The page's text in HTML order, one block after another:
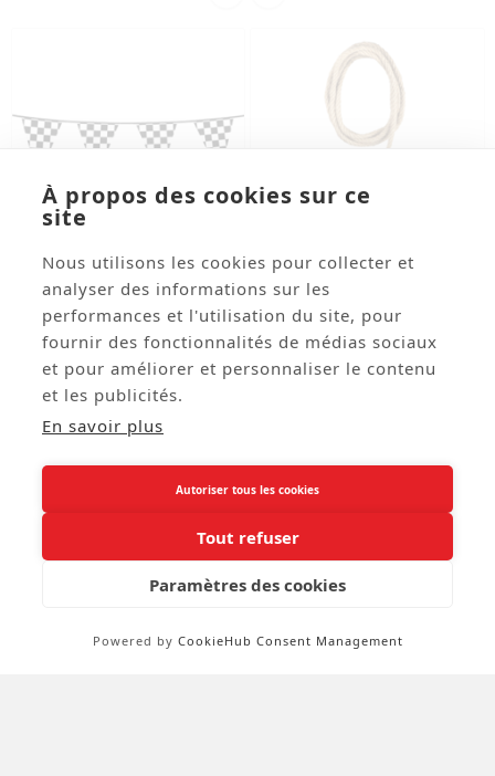
 
Guirlande Racing Fanions
23 X 38cm - Plastique
Long. 6m
Réf: AUTO1
3,68 € HT
Corde De 1.85 Cm
call
Service Clients
À propos des cookies sur ce
site
Nous utilisons les cookies pour collecter et
analyser des informations sur les
performances et l'utilisation du site, pour
fournir des fonctionnalités de médias sociaux
et pour améliorer et personnaliser le contenu
et les publicités.
En savoir plus
Autoriser tous les cookies
Tout refuser
Paramètres des cookies
Powered by CookieHub Consent Management